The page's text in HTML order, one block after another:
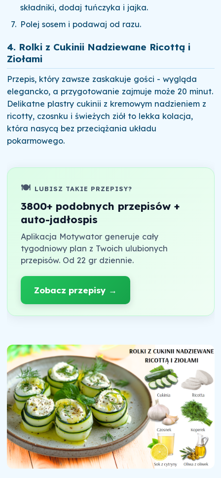
składniki, dodaj tuńczyka i jajka.
Polej sosem i podawaj od razu.
4. Rolki z Cukinii Nadziewane Ricottą i
Ziołami
Przepis, który zawsze zaskakuje gości - wygląda
elegancko, a przygotowanie zajmuje może 20 minut.
Delikatne plastry cukinii z kremowym nadzieniem z
ricotty, czosnku i świeżych ziół to lekka kolacja,
która nasycą bez przeciążania układu
pokarmowego.
🍽️ LUBISZ TAKIE PRZEPISY?
3800+ podobnych przepisów +
auto-jadłospis
Aplikacja Motywator generuje cały
tygodniowy plan z Twoich ulubionych
przepisów. Od 22 gr dziennie.
Zobacz przepisy →